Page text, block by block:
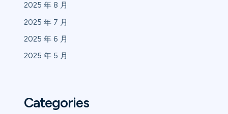
2025 年 8 月
2025 年 7 月
2025 年 6 月
2025 年 5 月
Categories